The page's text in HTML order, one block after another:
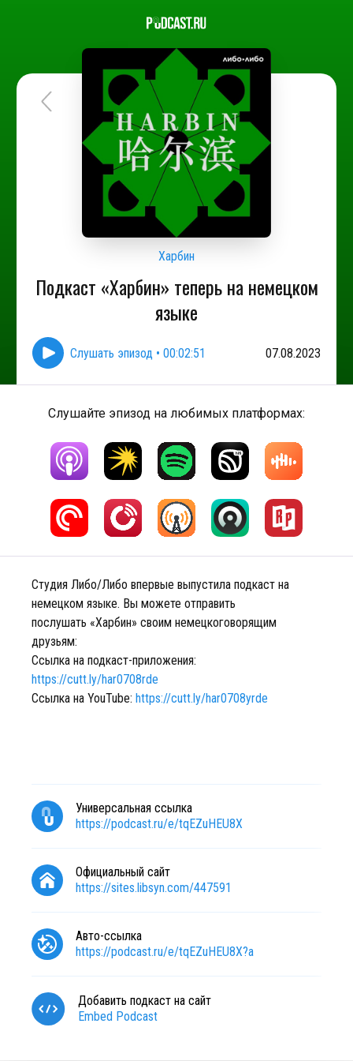
Харбин
Подкаст «Харбин» теперь на немецком
языке
Слушать эпизод • 00:02:51 07.08.2023
Слушайте эпизод на любимых платформах:
Студия Либо/Либо впервые выпустила подкаст на
немецком языке. Вы можете отправить
послушать «Харбин» своим немецкоговорящим
друзьям:
Ссылка на подкаст-приложения:
https://cutt.ly/har0708rde
Ссылка на YouTube: https://cutt.ly/har0708yrde
Универсальная ссылка
https://podcast.ru/e/tqEZuHEU8X
Официальный сайт
https://sites.libsyn.com/447591
Авто-ссылка
https://podcast.ru/e/tqEZuHEU8X?a
Добавить подкаст на сайт
Embed Podcast